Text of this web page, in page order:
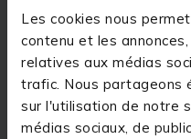
Les cookies nous
contenu et les
relatives aux médias
trafic. Nous partageons
sur l'utilisation de notre
médias sociaux, de
Diamètre : Ø 40 mm